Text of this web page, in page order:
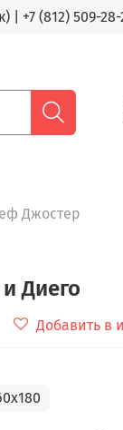
+7 (812) 509-
Джостер
Диего
Добавить в